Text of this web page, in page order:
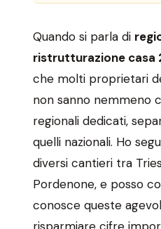
Quando si parla di
ristrutturazione casa
che molti proprietari
non sanno nemmeno
regionali dedicati,
quelli nazionali. Ho
diversi cantieri tra
Pordenone, e posso
conosce queste
risparmiare cifre